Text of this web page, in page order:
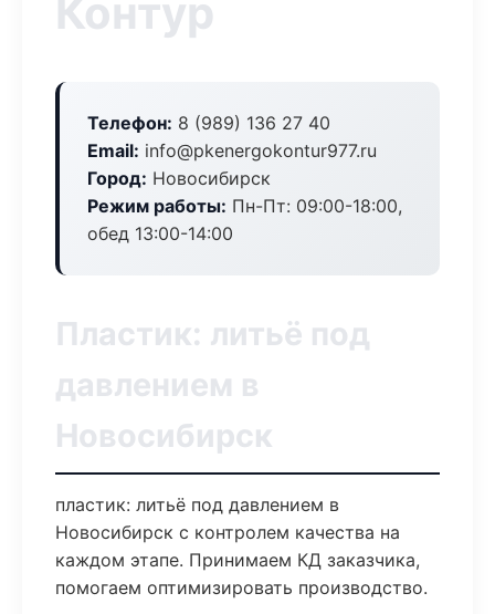
Контур
Телефон: 8 (989) 136 27 40
Email: info@pkenergokontur977.ru
Город: Новосибирск
Режим работы: Пн-Пт: 09:00-18:00,
обед 13:00-14:00
Пластик: литьё под
давлением в
Новосибирск
пластик: литьё под давлением в
Новосибирск с контролем качества на
каждом этапе. Принимаем КД заказчика,
помогаем оптимизировать производство.